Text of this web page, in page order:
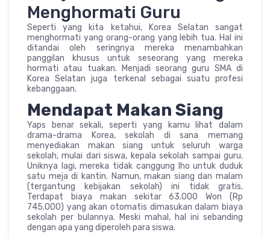
Menghormati Guru
Seperti yang kita ketahui, Korea Selatan sangat
menghormati yang orang-orang yang lebih tua. Hal ini
ditandai oleh seringnya mereka menambahkan
panggilan khusus untuk seseorang yang mereka
hormati atau tuakan. Menjadi seorang guru SMA di
Korea Selatan juga terkenal sebagai suatu profesi
kebanggaan.
Mendapat Makan Siang
Yaps benar sekali, seperti yang kamu lihat dalam
drama-drama Korea, sekolah di sana memang
menyediakan makan siang untuk seluruh warga
sekolah, mulai dari siswa, kepala sekolah sampai guru.
Uniknya lagi, mereka tidak canggung lho untuk duduk
satu meja di kantin. Namun, makan siang dan malam
(tergantung kebijakan sekolah) ini tidak gratis.
Terdapat biaya makan sekitar 63.000 Won (Rp
745.000) yang akan otomatis dimasukan dalam biaya
sekolah per bulannya. Meski mahal, hal ini sebanding
dengan apa yang diperoleh para siswa.